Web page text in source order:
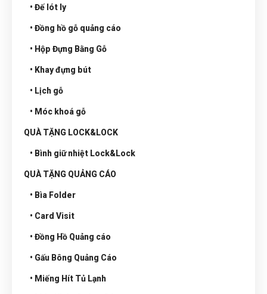
• Đế lót ly
• Đồng hồ gỗ quảng cáo
• Hộp Đựng Bằng Gỗ
• Khay đựng bút
• Lịch gỗ
• Móc khoá gỗ
QUÀ TẶNG LOCK&LOCK
• Bình giữ nhiệt Lock&Lock
QUÀ TẶNG QUẢNG CÁO
• Bìa Folder
• Card Visit
• Đồng Hồ Quảng cáo
• Gấu Bông Quảng Cáo
• Miếng Hít Tủ Lạnh